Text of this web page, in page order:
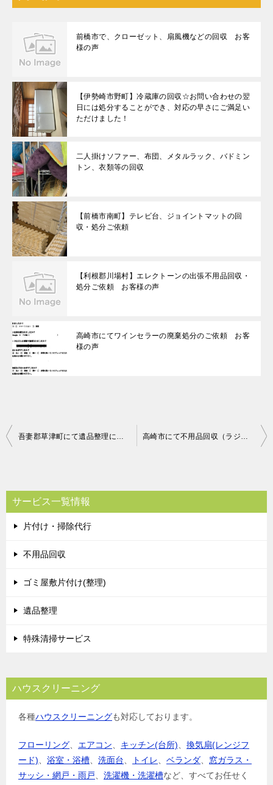
前橋市で、クローゼット、扇風機などの回収 お客
様の声
【伊勢崎市野町】冷蔵庫の回収☆お問い合わせの翌
日には処分することができ、対応の早さにご満足い
ただけました！
二人掛けソファー、布団、メタルラック、バドミン
トン、衣類等の回収
【前橋市南町】テレビ台、ジョイントマットの回
収・処分ご依頼
【利根郡川場村】エレクトーンの出張不用品回収・
処分ご依頼 お客様の声
高崎市にてワインセラーの廃棄処分のご依頼 お客
様の声
投
ビ
ゲ
ー
シ
吾妻郡草津町にて遺品整理に伴う不用品回収（冷蔵庫、電子レンジ、仏壇処分、御霊抜き）のご依頼 匿名希望様の声 高崎市にて不用品回収（ラジカセ、コンポ、本棚、カラーボックス、布団）のご依頼 匿名希望様の声
サービス一覧情報
片付け・掃除代行
不用品回収
ゴミ屋敷片付け(整理)
遺品整理
特殊清掃サービス
ハウスクリーニング
各種ハウスクリーニングも対応しております。
フローリング、 エアコン、 キッチン(台所)、 換気扇(レンジフ
ード)、 浴室・浴槽、 洗面台、 トイレ、 ベランダ、 窓ガラス・
サッシ・網戸・雨戸、 洗濯機・洗濯槽など、すべてお任せく